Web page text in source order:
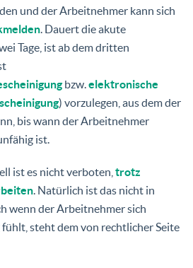
und der Arbeitnehmer kann sich
. Dauert die akute
Tage, ist ab dem dritten
bzw.elektronische
) vorzulegen, aus dem der
bis wann der Arbeitnehmer
ist.
ist es nicht verboten, trotz
. Natürlich ist das nicht in
wenn der Arbeitnehmer sich
steht dem von rechtlicher Seite